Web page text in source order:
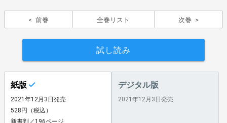
前巻 全巻リスト 次巻
試し読み
紙版
2021年12月3日発売
528円（税込）
新書判／196ページ
デジタル版
2021年12月3日発売